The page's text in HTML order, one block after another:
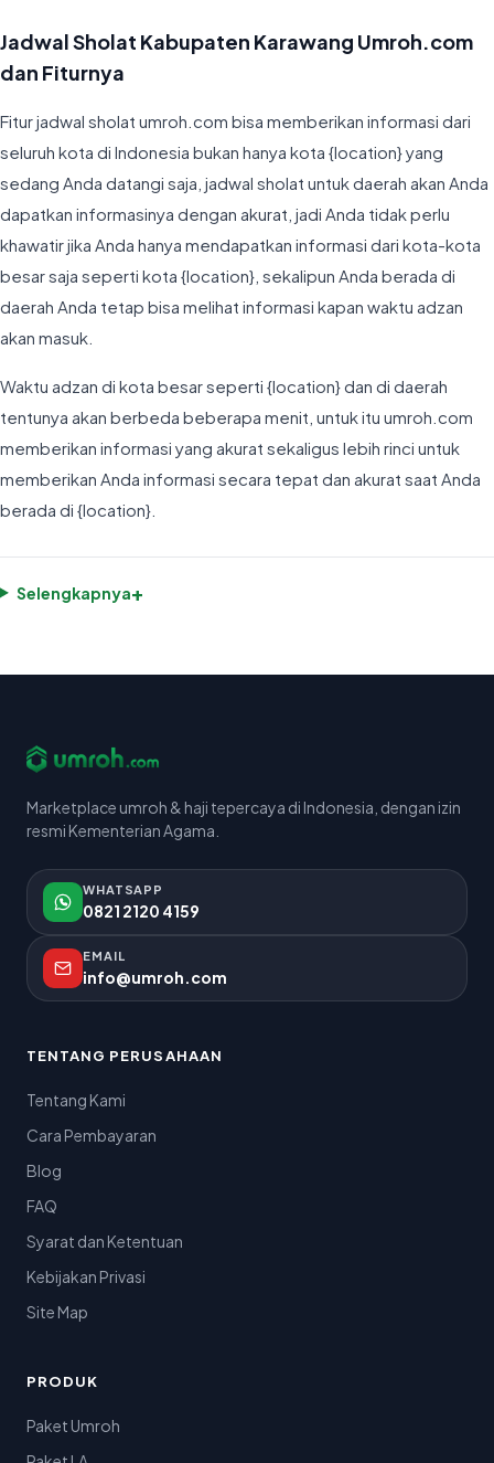
Jadwal Sholat Kabupaten Karawang Umroh.com
dan Fiturnya
Fitur jadwal sholat umroh.com bisa memberikan informasi dari
seluruh kota di Indonesia bukan hanya kota {location} yang
sedang Anda datangi saja, jadwal sholat untuk daerah akan Anda
dapatkan informasinya dengan akurat, jadi Anda tidak perlu
khawatir jika Anda hanya mendapatkan informasi dari kota-kota
besar saja seperti kota {location}, sekalipun Anda berada di
daerah Anda tetap bisa melihat informasi kapan waktu adzan
akan masuk.
Waktu adzan di kota besar seperti {location} dan di daerah
tentunya akan berbeda beberapa menit, untuk itu umroh.com
memberikan informasi yang akurat sekaligus lebih rinci untuk
memberikan Anda informasi secara tepat dan akurat saat Anda
berada di {location}.
Selengkapnya+
Marketplace umroh & haji tepercaya di Indonesia, dengan izin
resmi Kementerian Agama.
WHATSAPP
0821 2120 4159
EMAIL
info@umroh.com
TENTANG PERUSAHAAN
Tentang Kami
Cara Pembayaran
Blog
FAQ
Syarat dan Ketentuan
Kebijakan Privasi
Site Map
PRODUK
Paket Umroh